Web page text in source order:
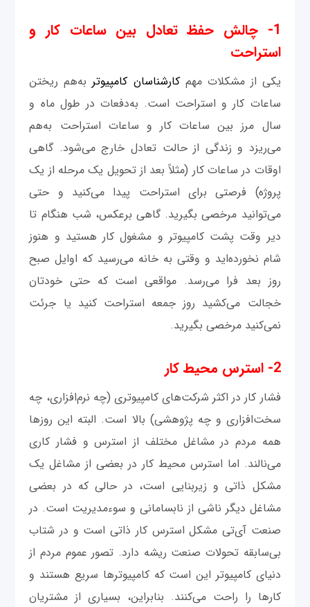
1- چالش حفظ تعادل بین ساعات کار و
استراحت
یکی از مشکلات مهمکارشناسان کامپیوتربه‌هم ریختن
ساعات کار و استراحت است. به‌دفعات در طول ماه و
سال مرز بین ساعات کار و ساعات استراحت به‌هم
می‌ریزد و زندگی از حالت تعادل خارج می‌شود. گاهی
اوقات در ساعات کار (مثلاً بعد از تحویل یک مرحله از یک
پروژه) فرصتی برای استراحت پیدا می‌کنید و حتی
می‌توانید مرخصی بگیرید. گاهی برعکس، شب هنگام تا
دیر وقت پشت کامپیوتر و مشغول کار هستید و هنوز
شام نخورده‌اید و وقتی به خانه می‌رسید که اوایل صبح
روز بعد فرا می‌رسد. مواقعی است که حتی خودتان
خجالت می‌کشید روز جمعه استراحت کنید یا جرئت
نمی‌کنید مرخصی بگیرید.
2- استرس محیط کار
فشار کار در اکثر شرکت‌های کامپیوتری (چه نرم‌افزاری، چه
سخت‌افزاری و چه پژوهشی) بالا است. البته این روزها
همه مردم در مشاغل مختلف از استرس و فشار کاری
می‌نالند. اما استرس محیط کار در بعضی از مشاغل یک
مشکل ذاتی و زیربنایی است، در حالی که در بعضی
مشاغل دیگر ناشی از نابسامانی و سوء‌مدیریت است. در
صنعت آی‌تی مشکل استرس کار ذاتی است و در شتاب
بی‌سابقه تحولات صنعت ریشه دارد. تصور عموم مردم از
دنیای کامپیوتر این است که کامپیوترها سریع هستند و
کارها را راحت می‌کنند. بنابراین، بسیاری از مشتریان